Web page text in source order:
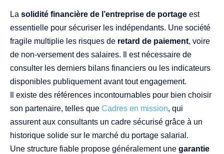
La solidité financière de l’entreprise de portage est
essentielle pour sécuriser les indépendants. Une société
fragile multiplie les risques de retard de paiement, voire
de non-versement des salaires. Il est nécessaire de
consulter les derniers bilans financiers ou les indicateurs
disponibles publiquement avant tout engagement.
Il existe des références incontournables pour bien choisir
son partenaire, telles que Cadres en mission, qui
assurent aux consultants un cadre sécurisé grâce à un
historique solide sur le marché du portage salarial.
Une structure fiable propose généralement une garantie